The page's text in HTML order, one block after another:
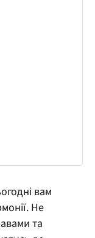
вам
Не
та